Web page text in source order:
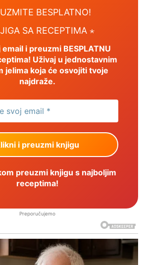
BESPLATNO!
SA RECEPTIMA ⋆
i preuzmi BESPLATNU
Uživaj u jednostavnim
jelima koja će osvojiti tvoje
najdraže.
preuzmi knjigu s najboljim
receptima!
Preporučujemo